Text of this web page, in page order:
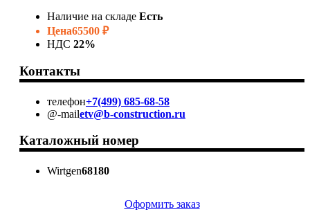
Наличие на складе Есть
Цена65500 ₽
НДС 22%
Контакты
телефон+7(499) 685-68-58
@-mailetv@b-construction.ru
Каталожный номер
Wirtgen68180
Оформить заказ